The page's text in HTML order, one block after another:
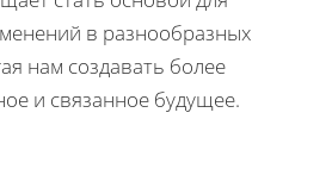
в разнообразных
нам создавать более
и связанное будущее.